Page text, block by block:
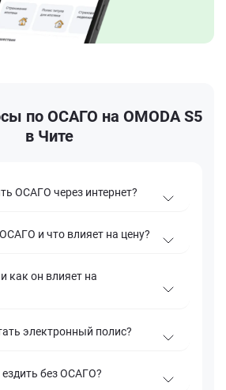
по ОСАГО на OMODA S5
в Чите
ОСАГО через интернет?
и что влияет на цену?
как он влияет на
электронный полис?
ездить без ОСАГО?